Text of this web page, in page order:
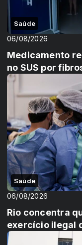
Saúde
06/08/2026
Medicamento
no SUS por
Saúde
06/08/2026
Rio concentra
exercício ilegal